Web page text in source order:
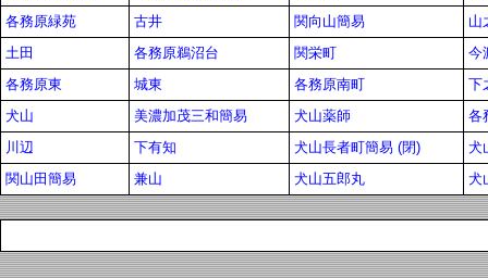
各務原緑苑
古井 関向山簡易
山
土田
各務原鵜沼台 関栄町
今
各務原東
城東 各務原南町
下
犬山
美濃加茂三和簡易 犬山薬師
各
川辺
下有知 犬山長者町簡易 (閉)
犬
関山田簡易
兼山 犬山五郎丸 犬